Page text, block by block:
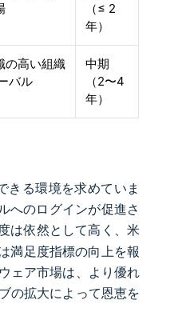
（≤ 2
年）
の高い組織
バル
中期
（2〜4
年）
きる環境を求めていま
へのログインが促進さ
は依然として高く、米
満足度指標の向上を報
ェア市場は、より優れ
の拡大によって恩恵を